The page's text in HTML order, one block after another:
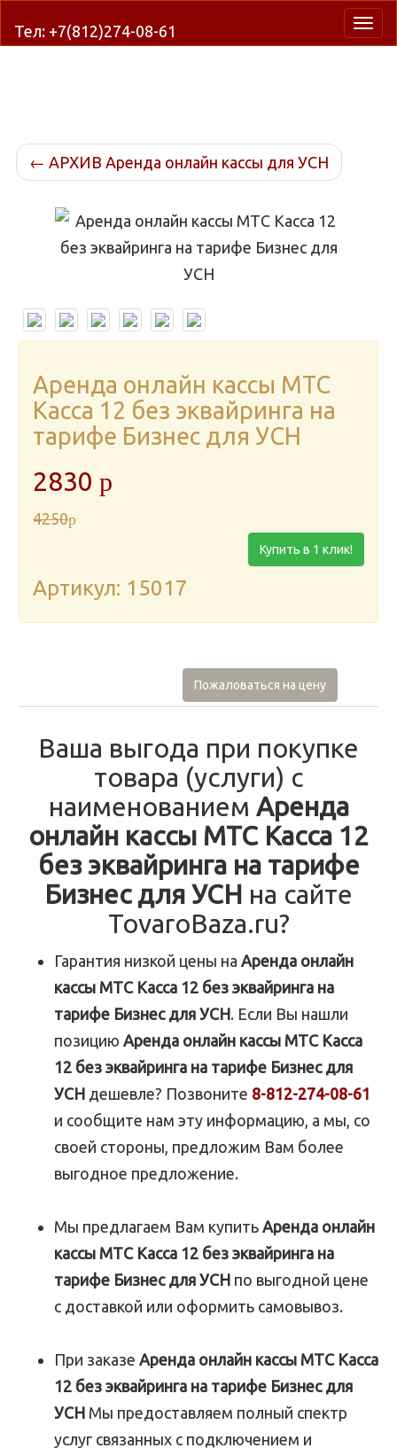
Тел: +7(812)274-08-61
← АРХИВ Аренда онлайн кассы для УСН
Аренда онлайн кассы МТС
Касса 12 без эквайринга на
тарифе Бизнес для УСН
2830 p
4250p
Купить в 1 клик!
Артикул: 15017
Пожаловаться на цену
Ваша выгода при покупке
товара (услуги) с
наименованием Аренда
онлайн кассы МТС Касса 12
без эквайринга на тарифе
Бизнес для УСН на сайте
TovaroBaza.ru?
Гарантия низкой цены на Аренда онлайн
кассы МТС Касса 12 без эквайринга на
тарифе Бизнес для УСН. Если Вы нашли
позицию Аренда онлайн кассы МТС Касса
12 без эквайринга на тарифе Бизнес для
УСН дешевле? Позвоните 8-812-274-08-61
и сообщите нам эту информацию, а мы, со
своей стороны, предложим Вам более
выгодное предложение.
Мы предлагаем Вам купить Аренда онлайн
кассы МТС Касса 12 без эквайринга на
тарифе Бизнес для УСН по выгодной цене
с доставкой или оформить самовывоз.
При заказе Аренда онлайн кассы МТС Касса
12 без эквайринга на тарифе Бизнес для
УСН Мы предоставляем полный спектр
услуг связанных с подключением и